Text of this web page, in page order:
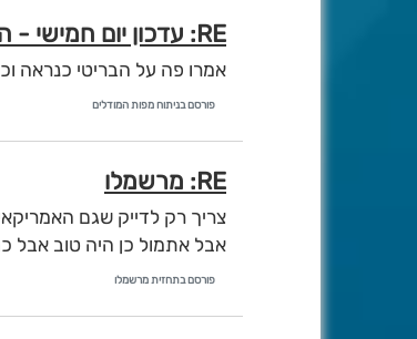
RE: עדכון יום חמישי - המרדף ממשיך...
אמרו פה על הבריטי כנראה וכו לא צריך להסס לפי
פורסם בניתוח מפות המודלים
RE: מרשמלו
צריך רק לדייק שגם האמריקאי הערב לא מראה ב25
אבל אתמול כן היה טוב אבל
פורסם בתחזית מרשמלו